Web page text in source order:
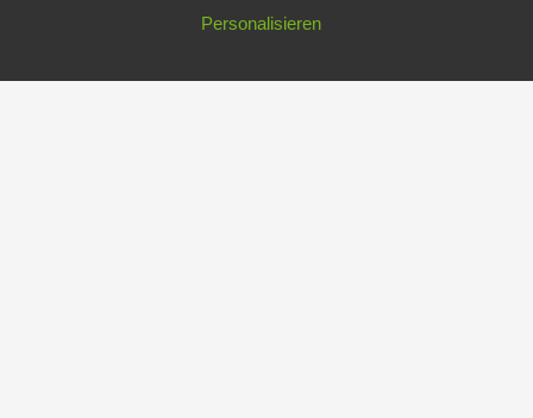
Personalisieren